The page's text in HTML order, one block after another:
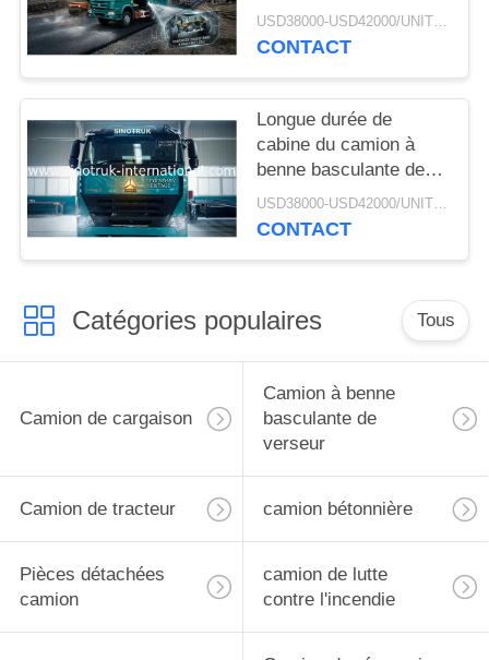
camion à benne
basculante résistant
USD38000-USD42000/UNIT)negotiation MOQ:1 UNITÉ
CONTACT
Longue durée de
cabine du camion à
benne basculante de
verseur d'exploitation
de RHD SINOTRUK
USD38000-USD42000/UNIT)negotiation MOQ:1 UNITÉ
CONTACT
Catégories populaires Tous
Camion de cargaison
Camion à benne
basculante de
verseur
Camion de tracteur camion bétonnière
Pièces détachées
camion
camion de lutte
contre l'incendie